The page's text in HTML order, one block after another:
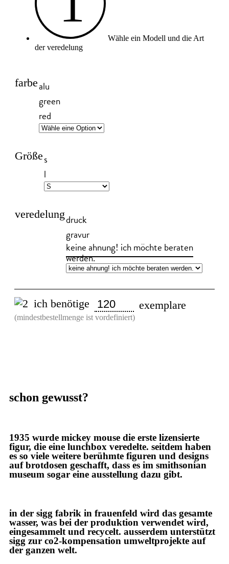
Wähle ein Modell und die Art
der veredelung
farbealu
green
red
Größes
l
veredelungdruck
gravur
keine ahnung! ich möchte beraten
werden.
ich benötige exemplare
(mindestbestellmenge ist vordefiniert)
schon gewusst?
1935 wurde mickey mouse die erste lizensierte
figur, die eine lunchbox veredelte. seitdem haben
es so viele weitere berühmte figuren und designs
auf brotdosen geschafft, dass es im smithsonian
museum sogar eine ausstellung dazu gibt.
in der sigg fabrik in frauenfeld wird das gesamte
wasser, was bei der produktion verwendet wird,
eingesammelt und recycelt. ausserdem unterstützt
sigg zur co2-kompensation umweltprojekte auf
der ganzen welt.